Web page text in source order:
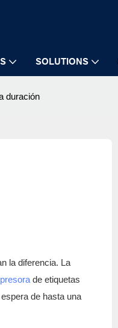
SOLUTIONS
duración
la diferencia. La
de etiquetas
de hasta una